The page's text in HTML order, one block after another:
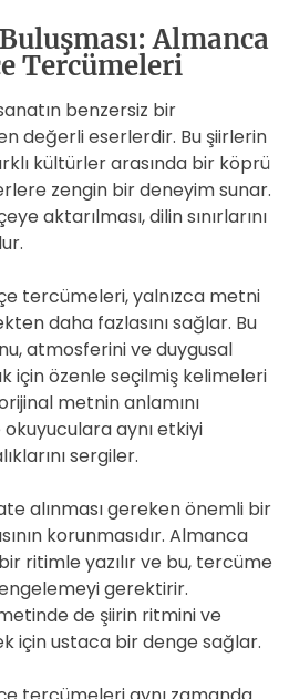
Almanca
Tercümeleri
benzersiz bir
değerli eserlerdir. Bu şiirlerin
kültürler arasında bir köprü
zengin bir deneyim sunar.
aktarılması, dilin sınırlarını
tercümeleri, yalnızca metni
daha fazlasını sağlar. Bu
atmosferini ve duygusal
için özenle seçilmiş kelimeleri
metnin anlamını
aynı etkiyi
sergiler.
alınması gereken önemli bir
korunmasıdır. Almanca
ritimle yazılır ve bu, tercüme
gerektirir.
de şiirin ritmini ve
için ustaca bir denge sağlar.